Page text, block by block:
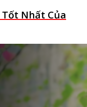
Nhất Của